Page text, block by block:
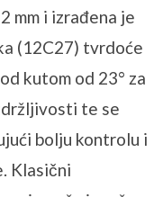
mm i izrađena je
(12C27) tvrdoće
kutom od 23° za
te se
bolju kontrolu i
Klasični